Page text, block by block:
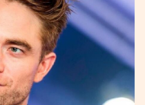
Нэвтрэх
ҮНДЭСНИЙ
МЭДЭЭЛЛИЙН
ТӨВ
ВИДЕО
ZUUNII
MEDEE
WEEKLY